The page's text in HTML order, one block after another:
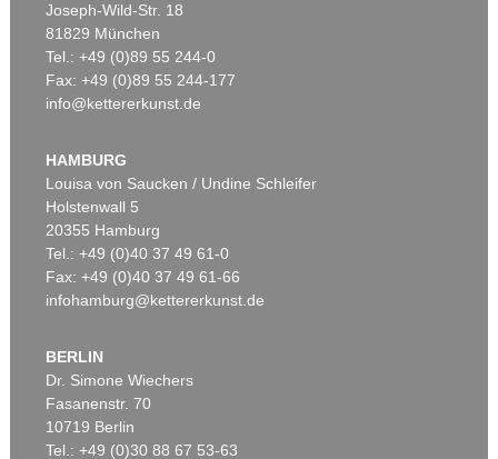
Joseph-Wild-Str. 18
81829 München
Tel.: +49 (0)89 55 244-0
Fax: +49 (0)89 55 244-177
info@kettererkunst.de
HAMBURG
Louisa von Saucken / Undine Schleifer
Holstenwall 5
20355 Hamburg
Tel.: +49 (0)40 37 49 61-0
Fax: +49 (0)40 37 49 61-66
infohamburg@kettererkunst.de
BERLIN
Dr. Simone Wiechers
Fasanenstr. 70
10719 Berlin
Tel.: +49 (0)30 88 67 53-63